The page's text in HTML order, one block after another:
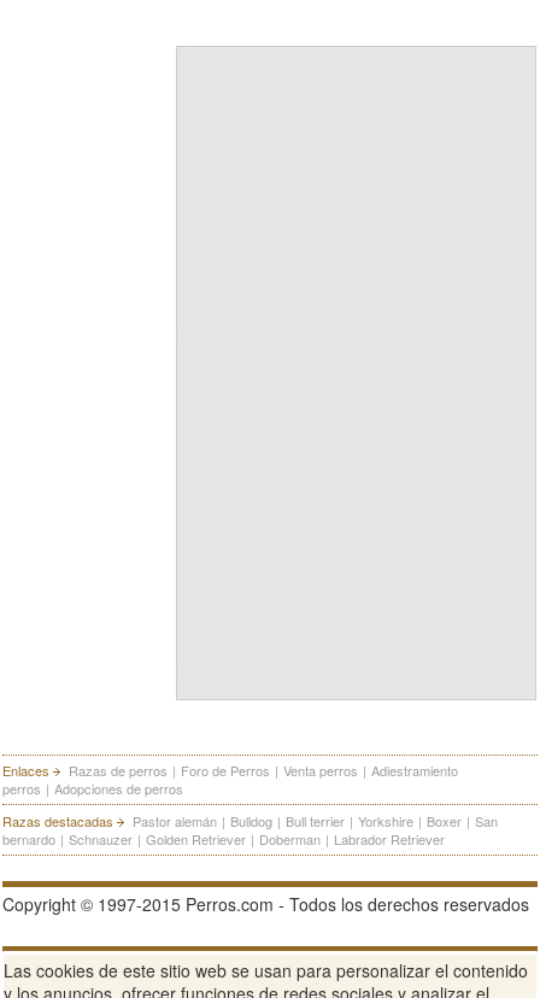
Enlaces Razas de perros | Foro de Perros | Venta perros | Adiestramiento
perros | Adopciones de perros
Razas destacadas
Pastor alemán | Bulldog | Bull terrier | Yorkshire | Boxer | San
bernardo | Schnauzer | Golden Retriever | Doberman | Labrador Retriever
Copyright © 1997-2015 Perros.com - Todos los derechos reservados
Publicidad en Perros.com | Contacte | Aviso Legal Política de
privacidad | Condiciones de uso
Las cookies de este sitio web se usan para personalizar el contenido
y los anuncios, ofrecer funciones de redes sociales y analizar el